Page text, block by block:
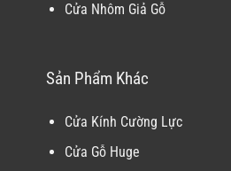
Cửa Nhôm Giả Gỗ
Sản Phẩm Khác
Cửa Kính Cường Lực
Cửa Gỗ Huge